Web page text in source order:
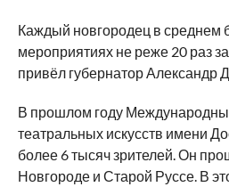
Каждый новгородец в среднем
мероприятиях не реже 20 раз
привёл губернатор Александр
В прошлом году
театральных искусств имени
более 6 тысяч зрителей. Он
Новгороде и Старой Руссе. В